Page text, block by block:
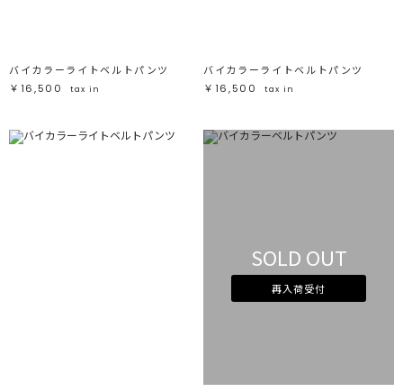
バイカラーライトベルトパンツ
￥16,500
tax in
バイカラーライトベルトパンツ
￥16,500
tax in
SOLD OUT
再入荷受付